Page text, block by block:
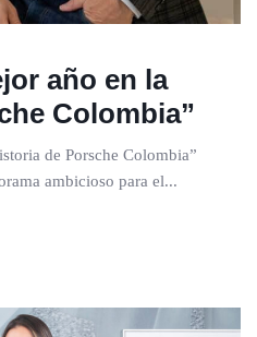
año en la
Colombia”
de Porsche Colombia”
ambicioso para el...